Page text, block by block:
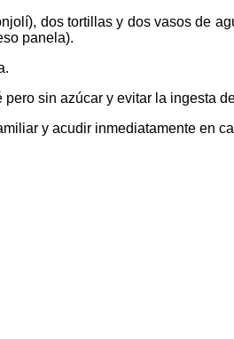
dos tortillas y dos vasos de
panela).
sin azúcar y evitar la ingesta
y acudir inmediatamente en